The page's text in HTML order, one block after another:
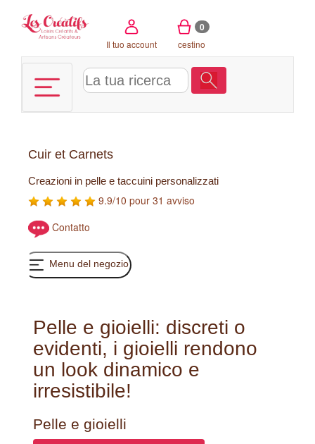
Il tuo account
0
cestino
Cuir et Carnets
Creazioni in pelle e taccuini personalizzati
9.9/10 pour 31 avviso
Contatto
Menu del negozio
Pelle e gioielli: discreti o
evidenti, i gioielli rendono
un look dinamico e
irresistibile!
Pelle e gioielli